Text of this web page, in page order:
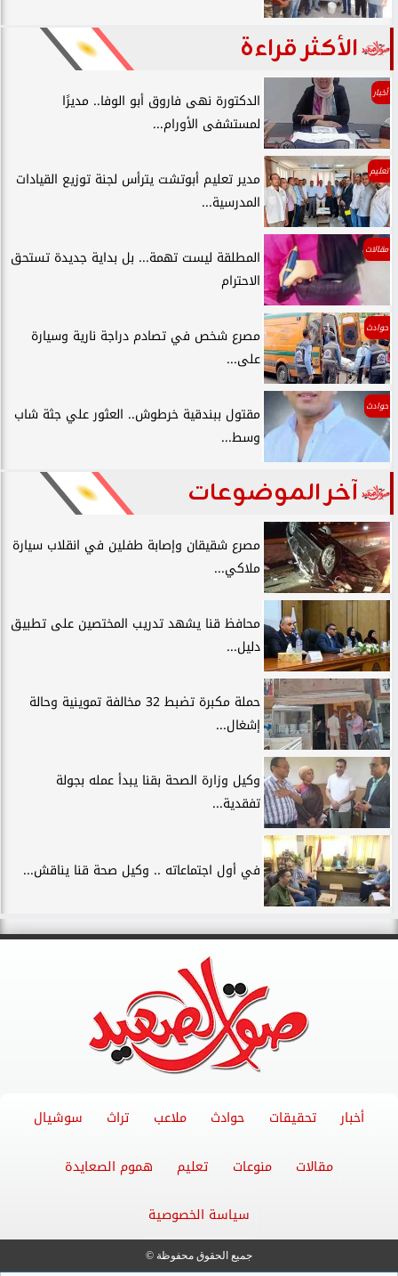
الأكثر قراءة
أخبار
الدكتورة نهى فاروق أبو الوفا.. مديرًا
لمستشفى الأورام...
تعليم
مدير تعليم أبوتشت يترأس لجنة توزيع القيادات
المدرسية...
مقالات
المطلقة ليست تهمة... بل بداية جديدة تستحق
الاحترام
حوادث
مصرع شخص في تصادم دراجة نارية وسيارة
على...
حوادث
مقتول ببندقية خرطوش.. العثور علي جثة شاب
وسط...
آخر الموضوعات
مصرع شقيقان وإصابة طفلين في انقلاب سيارة
ملاكي...
محافظ قنا يشهد تدريب المختصين على تطبيق
دليل...
حملة مكبرة تضبط 32 مخالفة تموينية وحالة
إشغال...
وكيل وزارة الصحة بقنا يبدأ عمله بجولة
تفقدية...
في أول اجتماعاته .. وكيل صحة قنا يناقش...
أخبار تحقيقات حوادث ملاعب تراث سوشيال
مقالات منوعات تعليم هموم الصعايدة
سياسة الخصوصية
جميع الحقوق محفوظة ©